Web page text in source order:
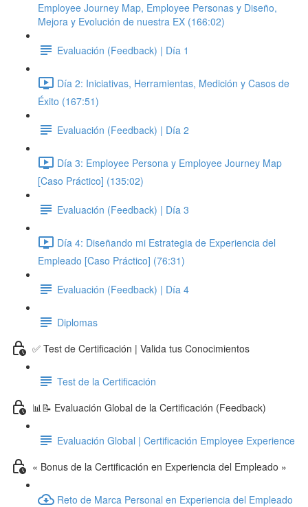
Employee Journey Map, Employee Personas y Diseño,
Mejora y Evolución de nuestra EX (166:02)
Evaluación (Feedback) | Día 1
Día 2: Iniciativas, Herramientas, Medición y Casos de
Éxito (167:51)
Evaluación (Feedback) | Día 2
Día 3: Employee Persona y Employee Journey Map
[Caso Práctico] (135:02)
Evaluación (Feedback) | Día 3
Día 4: Diseñando mi Estrategia de Experiencia del
Empleado [Caso Práctico] (76:31)
Evaluación (Feedback) | Día 4
Diplomas
✅ Test de Certificación | Valida tus Conocimientos
Test de la Certificación
📊📝 Evaluación Global de la Certificación (Feedback)
Evaluación Global | Certificación Employee Experience
« Bonus de la Certificación en Experiencia del Empleado »
Reto de Marca Personal en Experiencia del Empleado